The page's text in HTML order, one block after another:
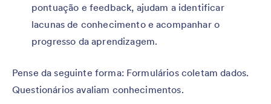
pontuação e feedback, ajudam a identificar
lacunas de conhecimento e acompanhar o
progresso da aprendizagem.
Pense da seguinte forma: Formulários coletam dados.
Questionários avaliam conhecimentos.